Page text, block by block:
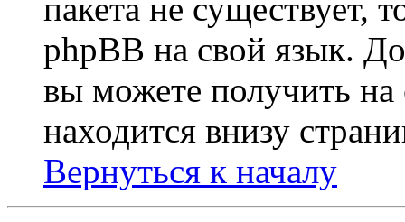
пакета не существует,
phpBB на свой язык.
вы можете получить на
находится внизу
Вернуться к началу